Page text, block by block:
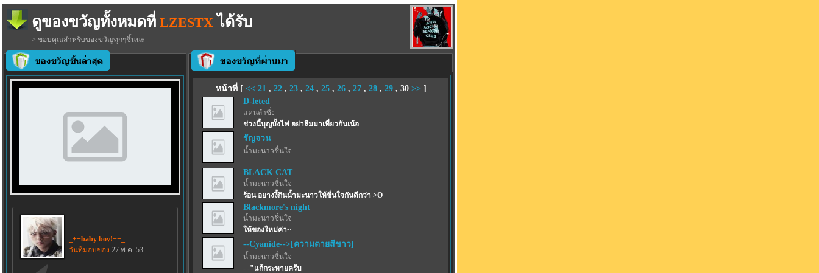
ดูของขวัญทั้งหมดที่ LZESTX ได้รับ
> ขอบคุณสำหรับของขวัญทุกๆชิ้นนะ
_++baby boy!++_
วันที่มอบของ 27 พ.ค. 53
หน้าที่ [ << 21 , 22, 23, 24, 25, 26, 27, 28, 29, 30 >> ]
D-leted
แคนลำซิ่ง
ช่วงนี้บุญบั้งไฟ อย่าลืมมาเที่ยวกันเน้อ
รัญจวน
น้ำมะนาวชื่นใจ
BLACK CAT
น้ำมะนาวชื่นใจ
ร้อน อยางงี้กินน้ำมะนาวให้ชื่นใจกันดีกว่า >O
Blackmore's night
น้ำมะนาวชื่นใจ
ให้ของใหม่ค่า~
--Cyanide-->[ความตายสีขาว]
น้ำมะนาวชื่นใจ
- -"แก้กระหายครับ